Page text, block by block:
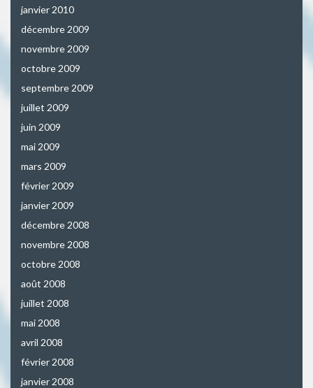
janvier 2010
décembre 2009
novembre 2009
octobre 2009
septembre 2009
juillet 2009
juin 2009
mai 2009
mars 2009
février 2009
janvier 2009
décembre 2008
novembre 2008
octobre 2008
août 2008
juillet 2008
mai 2008
avril 2008
février 2008
janvier 2008